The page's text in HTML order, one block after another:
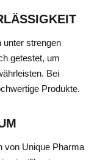
unter strengen
getestet, um
Bei
Produkte.
von Unique Pharma